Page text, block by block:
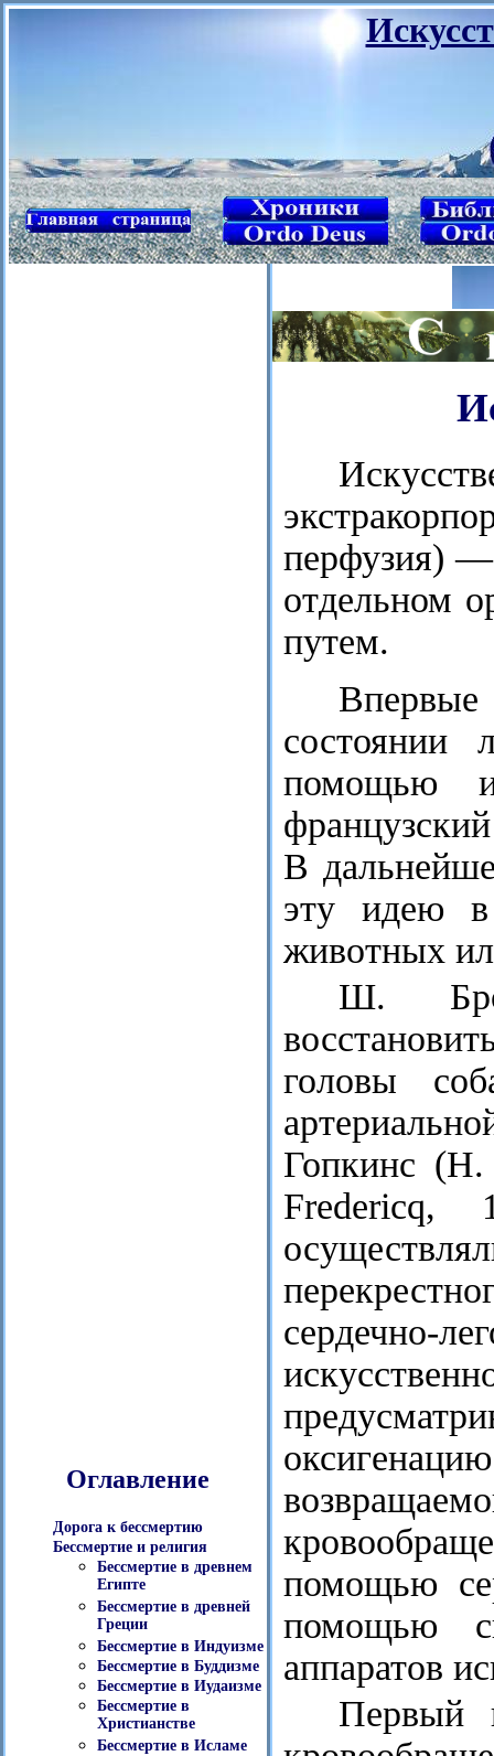
Оглавление
Дорога к бессмертию
Бессмертие и религия
Бессмертие в древнем
Египте
Бессмертие в древней
Греции
Бессмертие в Индуизме
Бессмертие в Буддизме
Бессмертие в Иудаизме
Бессмертие в
Христианстве
Бессмертие в Исламе
перфузия) —
отдельном
путем.
Впервые
состоянии
помощью
В
эту идею в
животных
Ш.
головы
Гопкинс
сердечно-
помощью
помощью
аппаратов
Первый